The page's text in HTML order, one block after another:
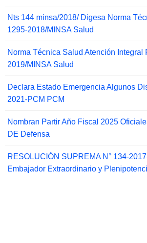
Nts 144 minsa/2018/ Digesa Norma
1295-2018/MINSA Salud
Norma Técnica Salud Atención Integral
2019/MINSA Salud
Declara Estado Emergencia Algunos
2021-PCM PCM
Nombran Partir Año Fiscal 2025
DE Defensa
RESOLUCIÓN SUPREMA N° 134-
Embajador Extraordinario y